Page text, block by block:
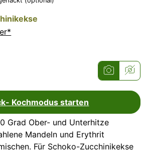
Kochmodus starten
Grad Ober- und Unterhitze
Mandeln und Erythrit
Für Schoko-Zucchinikekse